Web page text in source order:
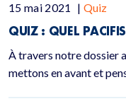
15 mai 2021 | Quiz
QUIZ : QUEL
À travers notre dossier
mettons en avant et